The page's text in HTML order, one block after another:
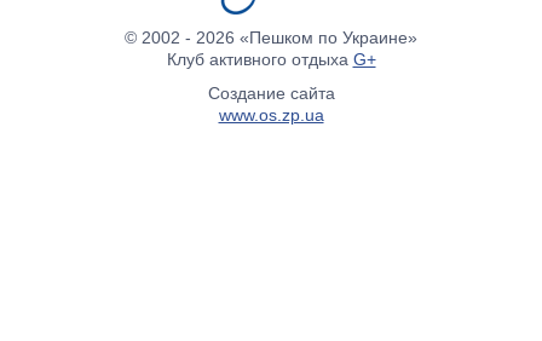
© 2002 - 2026 «Пешком по Украине»
Клуб активного отдыха G+
Создание сайта
www.os.zp.ua